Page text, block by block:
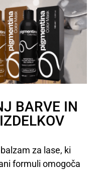
BARVE IN
za lase, ki
formuli omogoča